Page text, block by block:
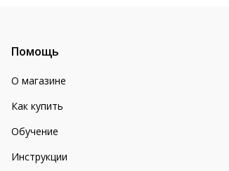
Помощь
О магазине
Как купить
Обучение
Инструкции